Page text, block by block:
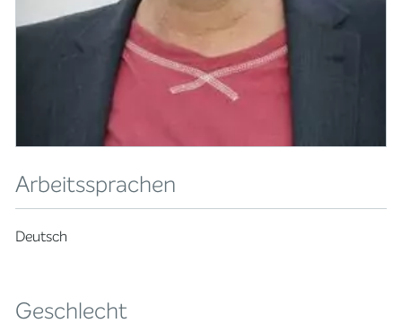
Arbeitssprachen
Deutsch
Geschlecht